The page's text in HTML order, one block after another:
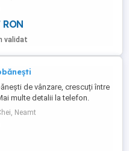
validat
de vânzare, crescuți între
multe detalii la telefon.
Neamt